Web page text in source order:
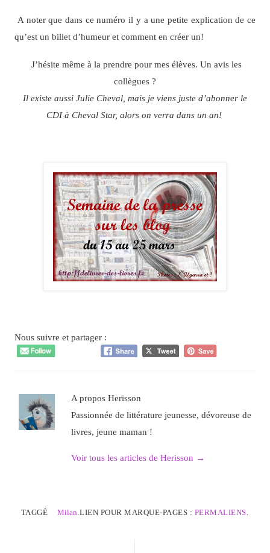
A noter que dans ce numéro il y a une petite explication de ce
qu’est un billet d’humeur et comment en créer un!
J’hésite même à la prendre pour mes élèves. Un avis les
collègues ?
Il existe aussi Julie Cheval, mais je viens juste d’abonner le
CDI à Cheval Star, alors on verra dans un an!
Nous suivre et partager :
A propos Herisson
Passionnée de littérature jeunesse, dévoreuse de
livres, jeune maman !
Voir tous les articles de Herisson →
TAGGÉ Milan LIEN POUR MARQUE-PAGES : PERMALIENS